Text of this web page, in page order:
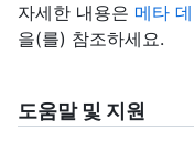
자세한 내용은 메타
을(를) 참조하세요.
도움말 및 지원